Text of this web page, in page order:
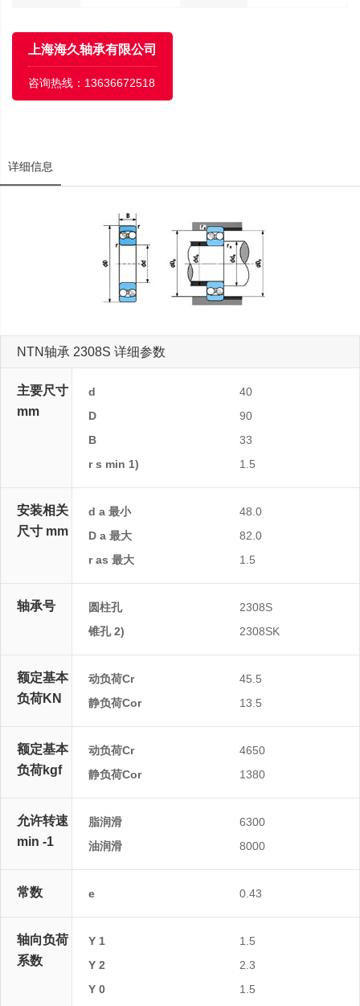
上海海久轴承有限公司
咨询热线： 13636672518
详细信息
NTN轴承 2308S 详细参数
主要尺寸
mm
d
40
D
90
B
33
r s min 1)
1.5
安装相关
尺寸 mm
d a 最小
48.0
D a 最大
82.0
r as 最大
1.5
轴承号 圆柱孔
2308S
锥孔 2)
2308SK
额定基本
负荷KN
动负荷Cr
45.5
静负荷Cor
13.5
额定基本
负荷kgf
动负荷Cr
4650
静负荷Cor
1380
允许转速
min -1
脂润滑
6300
油润滑
8000
常数 e 0.43
轴向负荷
系数
Y 1
1.5
Y 2
2.3
Y 0
1.5